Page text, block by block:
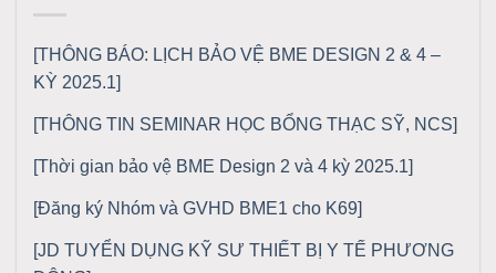
[THÔNG BÁO: LỊCH BẢO VỆ BME DESIGN 2 & 4 –
KỲ 2025.1]
[THÔNG TIN SEMINAR HỌC BỔNG THẠC SỸ, NCS]
[Thời gian bảo vệ BME Design 2 và 4 kỳ 2025.1]
[Đăng ký Nhóm và GVHD BME1 cho K69]
[JD TUYỂN DỤNG KỸ SƯ THIẾT BỊ Y TẾ PHƯƠNG